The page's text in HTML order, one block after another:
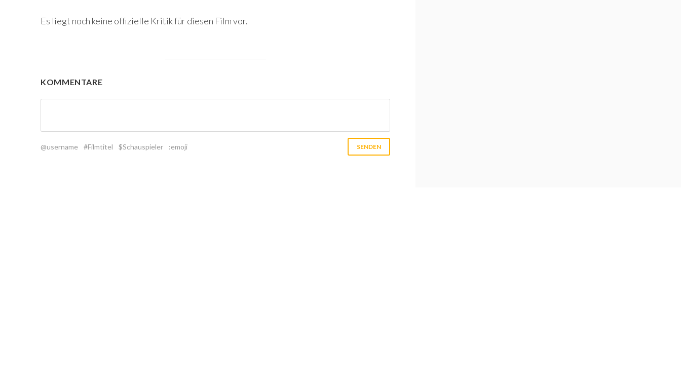
Es liegt noch keine offizielle Kritik für diesen Film vor.
KOMMENTARE
@username #Filmtitel $Schauspieler :emoji